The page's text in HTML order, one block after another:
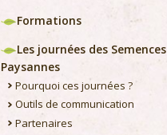
Formations
Les journées des Semences
Paysannes
Pourquoi ces journées ?
Outils de communication
Partenaires